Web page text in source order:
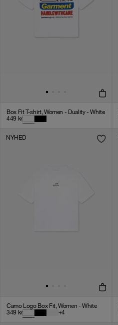
Box Fit T-shirt, Women - Duality - White
449 kr
NYHED
Camo Logo Box Fit, Women - White
349 kr +4